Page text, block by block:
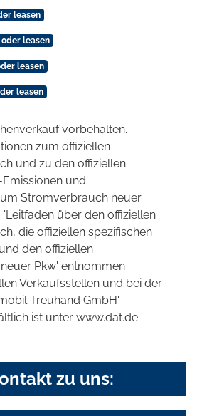
leasen
leasen
leasen
leasen
vorbehalten.
zum offiziellen
und zu den offiziellen
Emissionen und
Stromverbrauch neuer
'Leitfaden über den offiziellen
die offiziellen spezifischen
den offiziellen
Pkw' entnommen
Verkaufsstellen und bei der
Treuhand GmbH'
ist unter www.dat.de.
zu uns: